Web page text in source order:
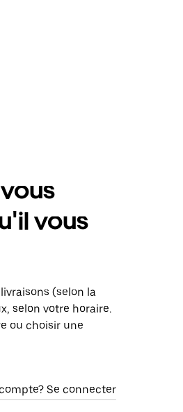
vous
(selon la
selon votre horaire.
ou choisir une
Se connecter